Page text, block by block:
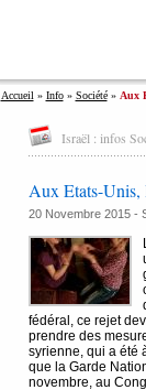
Accueil » Info» Société» Aux
Israël : infos
Aux Etats-Unis,
20 Novembre 2015 -
fédéral, ce rejet
prendre des
syrienne, qui a été
que la Garde
novembre, au